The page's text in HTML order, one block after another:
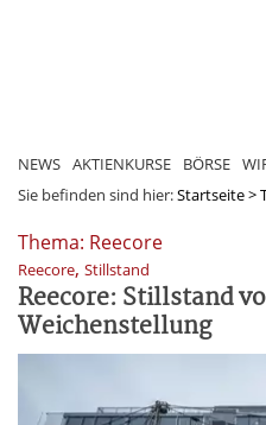
NEWS AKTIENKURSE BÖRSE
Sie befinden sind hier:Startseite>
Thema: Reecore
Reecore, Stillstand
Reecore: Stillstand
Weichenstellung